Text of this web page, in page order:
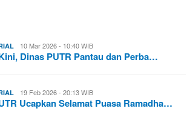
10 Mar 2026 - 10:40 WIB
Dinas PUTR Pantau dan Perba…
19 Feb 2026 - 20:13 WIB
Ucapkan Selamat Puasa Ramadha…